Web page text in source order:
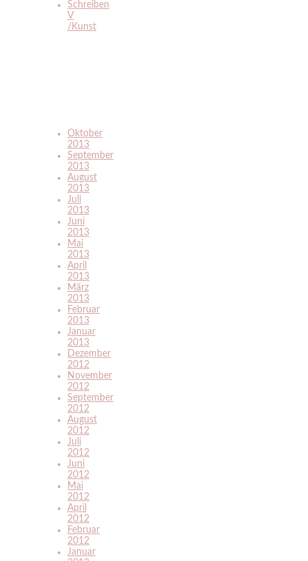
Schreiben
V
/Kunst
Oktober
2013
September
2013
August
2013
Juli
2013
Juni
2013
Mai
2013
April
2013
März
2013
Februar
2013
Januar
2013
Dezember
2012
November
2012
September
2012
August
2012
Juli
2012
Juni
2012
Mai
2012
April
2012
Februar
2012
Januar